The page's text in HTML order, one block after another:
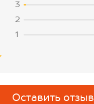
3
2
1
Оставить отзыв